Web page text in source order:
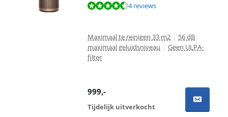
Beoordeling is 9,0 van de 10, gebaseerd op 4 reviews.
4 reviews
Maximaal te reinigen 33 m2 | 56 dB
maximaal geluidsniveau | Geen ULPA-
filter
999,-
Tijdelijk uitverkocht